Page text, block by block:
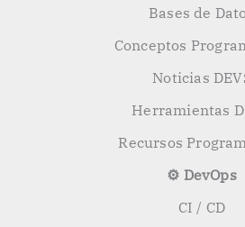
Bases de
Conceptos
Noticias
Herramientas
Recursos
⚙️ DevOps
CI / CD